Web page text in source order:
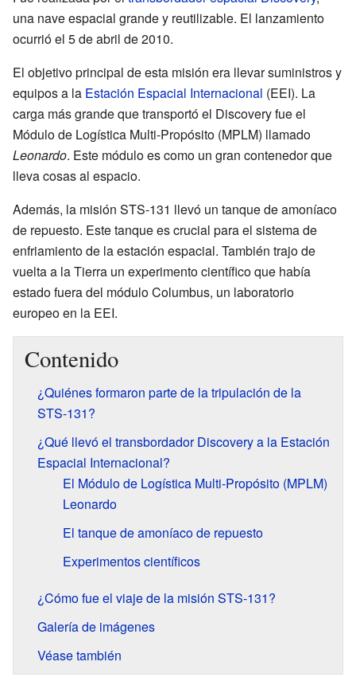
una nave espacial grande y reutilizable. El lanzamiento
ocurrió el 5 de abril de 2010.
El objetivo principal de esta misión era llevar suministros y
equipos a la Estación Espacial Internacional (EEI). La
carga más grande que transportó el Discovery fue el
Módulo de Logística Multi-Propósito (MPLM) llamado
Leonardo. Este módulo es como un gran contenedor que
lleva cosas al espacio.
Además, la misión STS-131 llevó un tanque de amoníaco
de repuesto. Este tanque es crucial para el sistema de
enfriamiento de la estación espacial. También trajo de
vuelta a la Tierra un experimento científico que había
estado fuera del módulo Columbus, un laboratorio
europeo en la EEI.
Contenido
¿Quiénes formaron parte de la tripulación de la
STS-131?
¿Qué llevó el transbordador Discovery a la Estación
Espacial Internacional?
El Módulo de Logística Multi-Propósito (MPLM)
Leonardo
El tanque de amoníaco de repuesto
Experimentos científicos
¿Cómo fue el viaje de la misión STS-131?
Galería de imágenes
Véase también